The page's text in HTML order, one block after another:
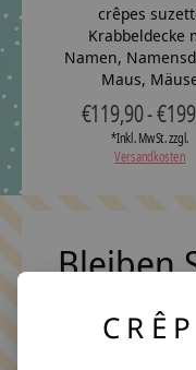
crêpes
Krabbeldecke
Namen,
Maus,
€119,90 -
*Inkl. MwSt. zzgl.
Versandkosten
Bleiben